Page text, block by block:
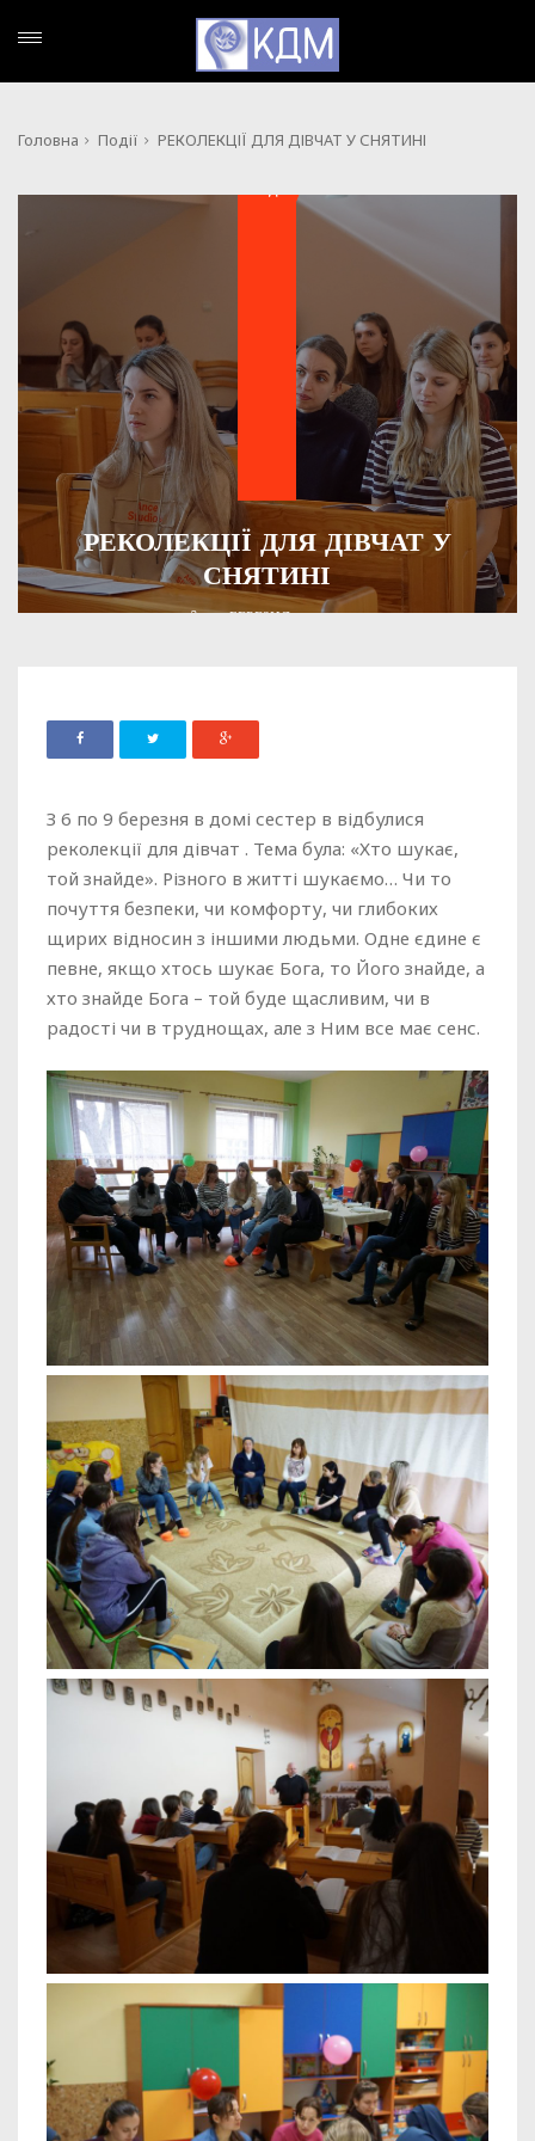
Головна Події РЕКОЛЕКЦІЇ ДЛЯ ДІВЧАТ У СНЯТИНІ
РЕКОЛЕКЦІЇ ДЛЯ ДІВЧАТ У
СНЯТИНІ
ADMIN 10 БЕРЕЗНЯ, 2020 1494
З 6 по 9 березня в домі сестер в відбулися
реколекції для дівчат . Тема була: «Хто шукає,
той знайде». Різного в житті шукаємо… Чи то
почуття безпеки, чи комфорту, чи глибоких
щирих відносин з іншими людьми. Одне єдине є
певне, якщо хтось шукає Бога, то Його знайде, а
хто знайде Бога – той буде щасливим, чи в
радості чи в труднощах, але з Ним все має сенс.